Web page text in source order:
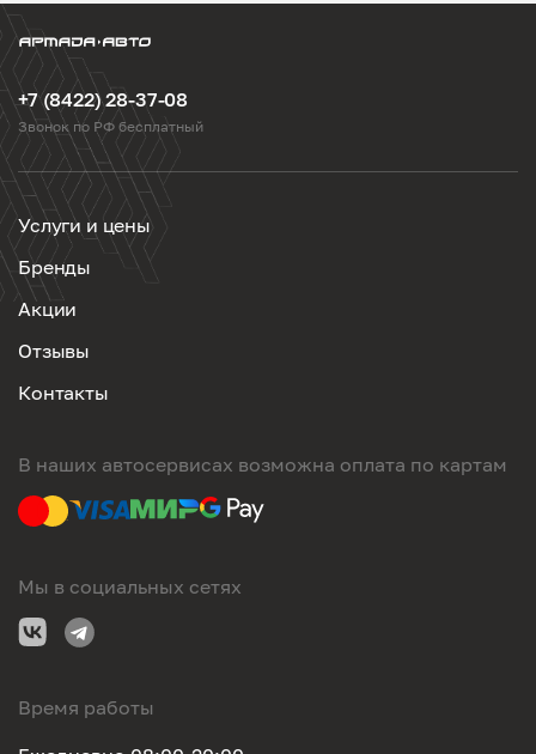
+7 (8422) 28-37-08
Звонок по РФ бесплатный
Услуги и цены
Бренды
Акции
Отзывы
Контакты
В наших автосервисах возможна оплата по картам
Мы в социальных сетях
Время работы